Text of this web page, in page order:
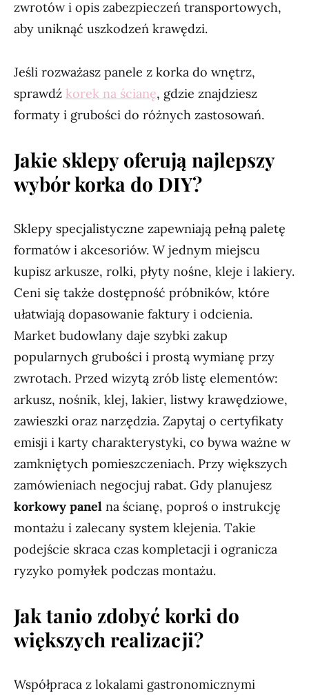
zwrotów i opis zabezpieczeń transportowych,
aby uniknąć uszkodzeń krawędzi.
Jeśli rozważasz panele z korka do wnętrz,
sprawdź korek na ścianę, gdzie znajdziesz
formaty i grubości do różnych zastosowań.
Jakie sklepy oferują najlepszy
wybór korka do DIY?
Sklepy specjalistyczne zapewniają pełną paletę
formatów i akcesoriów. W jednym miejscu
kupisz arkusze, rolki, płyty nośne, kleje i lakiery.
Ceni się także dostępność próbników, które
ułatwiają dopasowanie faktury i odcienia.
Market budowlany daje szybki zakup
popularnych grubości i prostą wymianę przy
zwrotach. Przed wizytą zrób listę elementów:
arkusz, nośnik, klej, lakier, listwy krawędziowe,
zawieszki oraz narzędzia. Zapytaj o certyfikaty
emisji i karty charakterystyki, co bywa ważne w
zamkniętych pomieszczeniach. Przy większych
zamówieniach negocjuj rabat. Gdy planujesz
korkowy panel na ścianę, poproś o instrukcję
montażu i zalecany system klejenia. Takie
podejście skraca czas kompletacji i ogranicza
ryzyko pomyłek podczas montażu.
Jak tanio zdobyć korki do
większych realizacji?
Współpraca z lokalami gastronomicznymi